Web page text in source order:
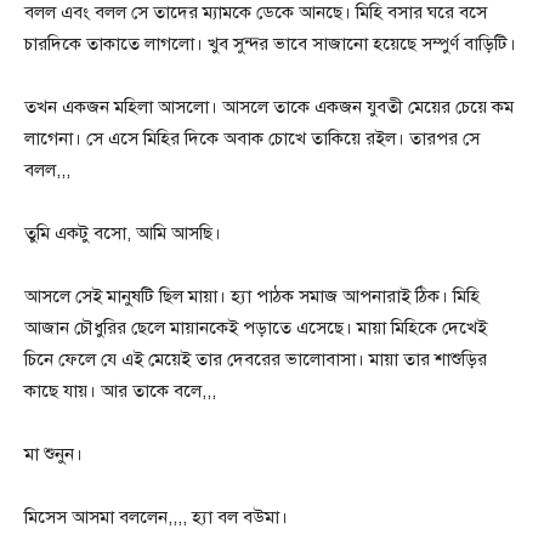
বলল এবং বলল সে তাদের ম্যামকে ডেকে আনছে। মিহি বসার ঘরে বসে
চারদিকে তাকাতে লাগলো। খুব সুন্দর ভাবে সাজানো হয়েছে সম্পুর্ণ বাড়িটি।
তখন একজন মহিলা আসলো। আসলে তাকে একজন যুবতী মেয়ের চেয়ে কম
লাগেনা। সে এসে মিহির দিকে অবাক চোখে তাকিয়ে রইল। তারপর সে
বলল,,,
তুমি একটু বসো, আমি আসছি।
আসলে সেই মানুষটি ছিল মায়া। হ্যা পাঠক সমাজ আপনারাই ঠিক। মিহি
আজান চৌধুরির ছেলে মায়ানকেই পড়াতে এসেছে। মায়া মিহিকে দেখেই
চিনে ফেলে যে এই মেয়েই তার দেবরের ভালোবাসা। মায়া তার শাশুড়ির
কাছে যায়। আর তাকে বলে,,,
মা শুনুন।
মিসেস আসমা বললেন,,,, হ্যা বল বউমা।